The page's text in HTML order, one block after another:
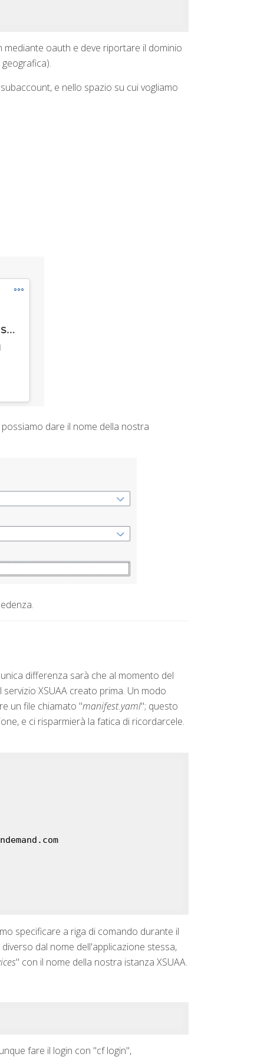
oauth e deve riportare il dominio
e nello spazio su cui vogliamo
dare il nome della nostra
differenza sarà che al momento del
XSUAA creato prima. Un modo
un file chiamato "manifest.yaml"; questo
e ci risparmierà la fatica di ricordarcele.
specificare a riga di comando durante il
dal nome dell'applicazione stessa,
" con il nome della nostra istanza XSUAA.
fare il login con "cf login",